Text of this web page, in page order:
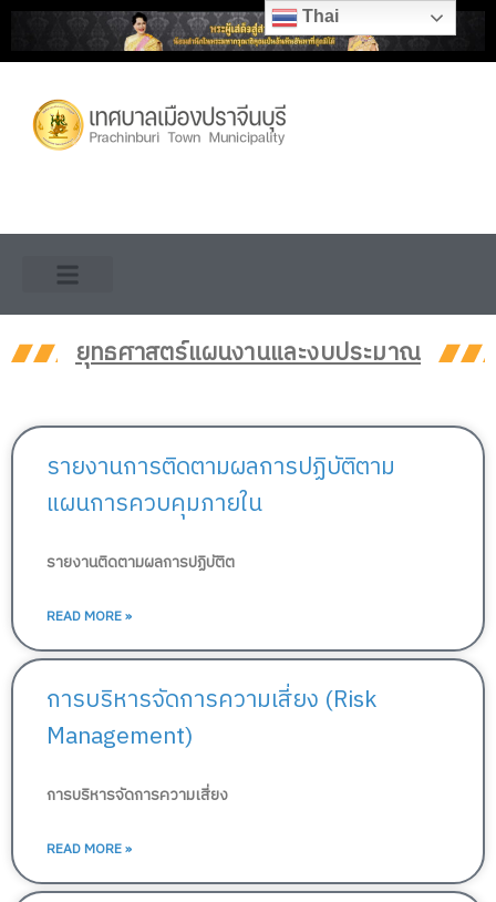
Skip
content
ยุทธศาสตร์แผนงานและงบประมาณ
รายงานการติดตามผลการปฏิบัติตาม
แผนการควบคุมภายใน
รายงานติดตามผลการปฏิบัติต
READ MORE »
การบริหารจัดการความเสี่ยง (Risk
Management)
การบริหารจัดการความเสี่ยง
READ MORE »
Thai